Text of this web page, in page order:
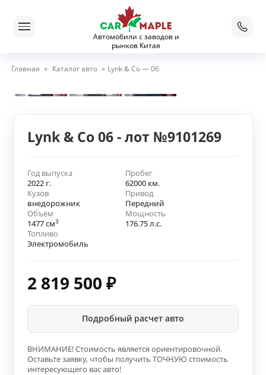
Автомобили с заводов и
рынков Китая
Главная » Каталог авто » Lynk & Co — 06
Lynk & Co 06 - лот №9101269
Год выпуска
2022 г.
Пробег
62000 км.
Кузов
внедорожник
Привод
Передний
Объём
1477 см3
Мощность
176.75 л.с.
Топливо
Электромобиль
2 819 500 ₽
Подробный расчет авто
ВНИМАНИЕ! Стоимость является ориентировочной.
Оставьте заявку, чтобы получить ТОЧНУЮ стоимость
интересующего вас авто!